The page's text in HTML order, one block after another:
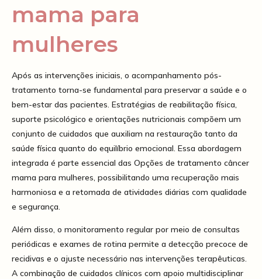
mama para
mulheres
Após as intervenções iniciais, o acompanhamento pós-
tratamento torna-se fundamental para preservar a saúde e o
bem-estar das pacientes. Estratégias de reabilitação física,
suporte psicológico e orientações nutricionais compõem um
conjunto de cuidados que auxiliam na restauração tanto da
saúde física quanto do equilíbrio emocional. Essa abordagem
integrada é parte essencial das Opções de tratamento câncer
mama para mulheres, possibilitando uma recuperação mais
harmoniosa e a retomada de atividades diárias com qualidade
e segurança.
Além disso, o monitoramento regular por meio de consultas
periódicas e exames de rotina permite a detecção precoce de
recidivas e o ajuste necessário nas intervenções terapêuticas.
A combinação de cuidados clínicos com apoio multidisciplinar